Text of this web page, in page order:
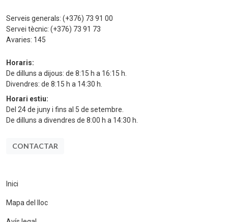
Serveis generals: (+376) 73 91 00
Servei tècnic: (+376) 73 91 73
Avaries: 145
Horaris:
De dilluns a dijous: de 8:15 h a 16:15 h.
Divendres: de 8:15 h a 14:30 h.
Horari estiu:
Del 24 de juny i fins al 5 de setembre.
De dilluns a divendres de 8:00 h a 14:30 h.
CONTACTAR
Inici
Mapa del lloc